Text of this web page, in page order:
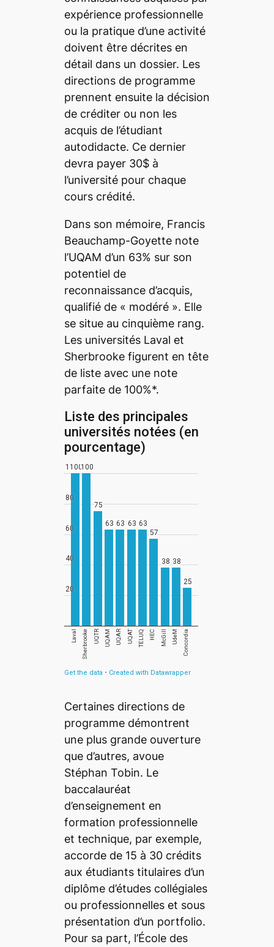
expérience professionnelle
ou la pratique d’une activité
doivent être décrites en
détail dans un dossier. Les
directions de programme
prennent ensuite la décision
de créditer ou non les
acquis de l’étudiant
autodidacte. Ce dernier
devra payer 30$ à
l’université pour chaque
cours crédité.
Dans son mémoire, Francis
Beauchamp-Goyette note
l’UQAM d’un 63% sur son
potentiel de
reconnaissance d’acquis,
qualifié de « modéré ». Elle
se situe au cinquième rang.
Les universités Laval et
Sherbrooke figurent en tête
de liste avec une note
parfaite de 100%*.
Certaines directions de
programme démontrent
une plus grande ouverture
que d’autres, avoue
Stéphan Tobin. Le
baccalauréat
d’enseignement en
formation professionnelle
et technique, par exemple,
accorde de 15 à 30 crédits
aux étudiants titulaires d’un
diplôme d’études collégiales
ou professionnelles et sous
présentation d’un portfolio.
Pour sa part, l’École des